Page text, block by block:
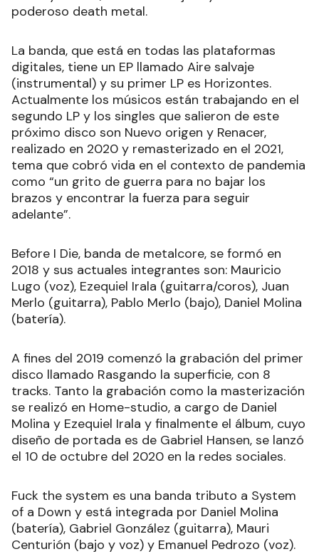
poderoso death metal.
La banda, que está en todas las plataformas
digitales, tiene un EP llamado Aire salvaje
(instrumental) y su primer LP es Horizontes.
Actualmente los músicos están trabajando en el
segundo LP y los singles que salieron de este
próximo disco son Nuevo origen y Renacer,
realizado en 2020 y remasterizado en el 2021,
tema que cobró vida en el contexto de pandemia
como “un grito de guerra para no bajar los
brazos y encontrar la fuerza para seguir
adelante”.
Before I Die, banda de metalcore, se formó en
2018 y sus actuales integrantes son: Mauricio
Lugo (voz), Ezequiel Irala (guitarra/coros), Juan
Merlo (guitarra), Pablo Merlo (bajo), Daniel Molina
(batería).
A fines del 2019 comenzó la grabación del primer
disco llamado Rasgando la superficie, con 8
tracks. Tanto la grabación como la masterización
se realizó en Home-studio, a cargo de Daniel
Molina y Ezequiel Irala y finalmente el álbum, cuyo
diseño de portada es de Gabriel Hansen, se lanzó
el 10 de octubre del 2020 en la redes sociales.
Fuck the system es una banda tributo a System
of a Down y está integrada por Daniel Molina
(batería), Gabriel González (guitarra), Mauri
Centurión (bajo y voz) y Emanuel Pedrozo (voz).